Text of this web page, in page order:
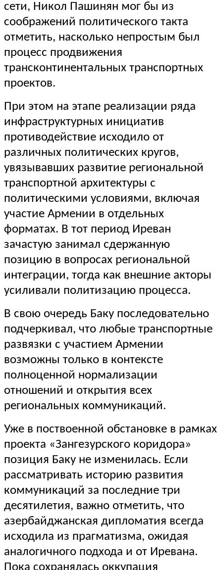
сети, Никол Пашинян мог бы из
соображений политического такта
отметить, насколько непростым был
процесс продвижения
трансконтинентальных транспортных
проектов.
При этом на этапе реализации ряда
инфраструктурных инициатив
противодействие исходило от
различных политических кругов,
увязывавших развитие региональной
транспортной архитектуры с
политическими условиями, включая
участие Армении в отдельных
форматах. В тот период Иреван
зачастую занимал сдержанную
позицию в вопросах региональной
интеграции, тогда как внешние акторы
усиливали политизацию процесса.
В свою очередь Баку последовательно
подчеркивал, что любые транспортные
развязки с участием Армении
возможны только в контексте
полноценной нормализации
отношений и открытия всех
региональных коммуникаций.
Уже в поствоенной обстановке в рамках
проекта «Зангезурского коридора»
позиция Баку не изменилась. Если
рассматривать историю развития
коммуникаций за последние три
десятилетия, важно отметить, что
азербайджанская дипломатия всегда
исходила из прагматизма, ожидая
аналогичного подхода и от Иревана.
Пока сохранялась оккупация